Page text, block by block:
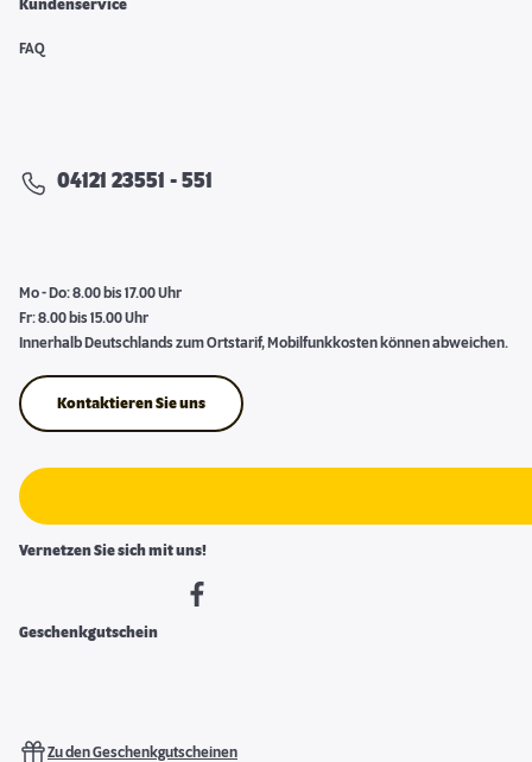
Kundenservice
FAQ
04121 23551 - 551
Mo - Do: 8.00 bis 17.00 Uhr
Fr: 8.00 bis 15.00 Uhr
Innerhalb Deutschlands zum Ortstarif, Mobilfunkkosten können abweichen.
Kontaktieren Sie uns
Vernetzen Sie sich mit uns!
Geschenkgutschein
Zu den Geschenkgutscheinen